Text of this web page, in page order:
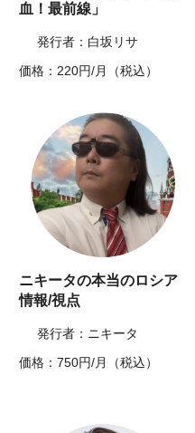
血！最前線」
発行者：白坂リサ
価格：220円/月（税込）
ニキータの本当のロシア
情報/視点
発行者：ニキータ
価格：750円/月（税込）